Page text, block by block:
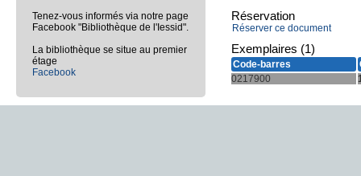
Réservation
Réserver ce document
Exemplaires (1)
Code-barres
0217900
Tenez-vous informés via notre page
Facebook "Bibliothèque de l'Iessid".
La bibliothèque se situe au premier
étage
Facebook